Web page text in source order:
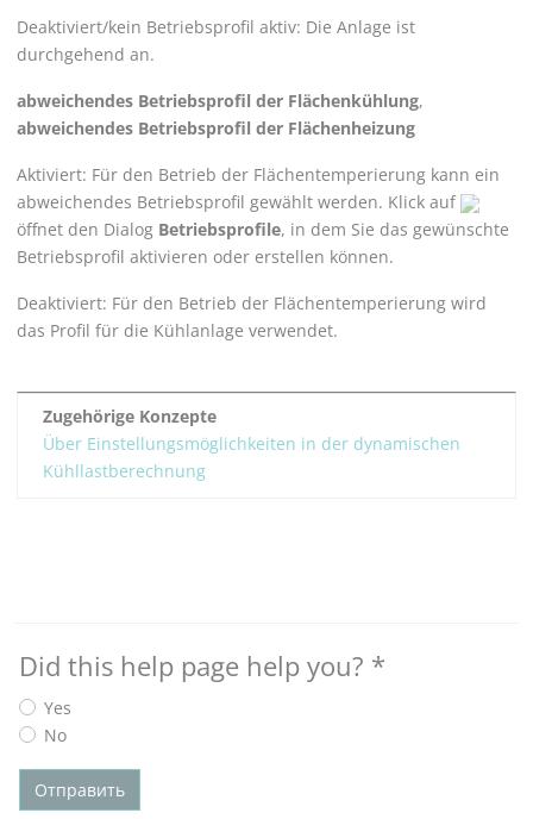
Deaktiviert/kein Betriebsprofil aktiv: Die Anlage ist
durchgehend an.
abweichendes Betriebsprofil der Flächenkühlung,
abweichendes Betriebsprofil der Flächenheizung
Aktiviert: Für den Betrieb der Flächentemperierung kann ein
abweichendes Betriebsprofil gewählt werden. Klick auf
öffnet den Dialog Betriebsprofile, in dem Sie das gewünschte
Betriebsprofil aktivieren oder erstellen können.
Deaktiviert: Für den Betrieb der Flächentemperierung wird
das Profil für die Kühlanlage verwendet.
Zugehörige Konzepte
Über Einstellungsmöglichkeiten in der dynamischen
Kühllastberechnung
Did this help page help you? *
Yes
No
Отправить